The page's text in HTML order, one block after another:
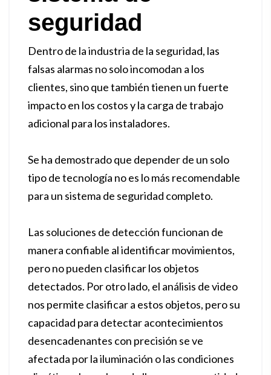
seguridad
Dentro de la industria de la seguridad, las
falsas alarmas no solo incomodan a los
clientes, sino que también tienen un fuerte
impacto en los costos y la carga de trabajo
adicional para los instaladores.
Se ha demostrado que depender de un solo
tipo de tecnología no es lo más recomendable
para un sistema de seguridad completo.
Las soluciones de detección funcionan de
manera confiable al identificar movimientos,
pero no pueden clasificar los objetos
detectados. Por otro lado, el análisis de video
nos permite clasificar a estos objetos, pero su
capacidad para detectar acontecimientos
desencadenantes con precisión se ve
afectada por la iluminación o las condiciones